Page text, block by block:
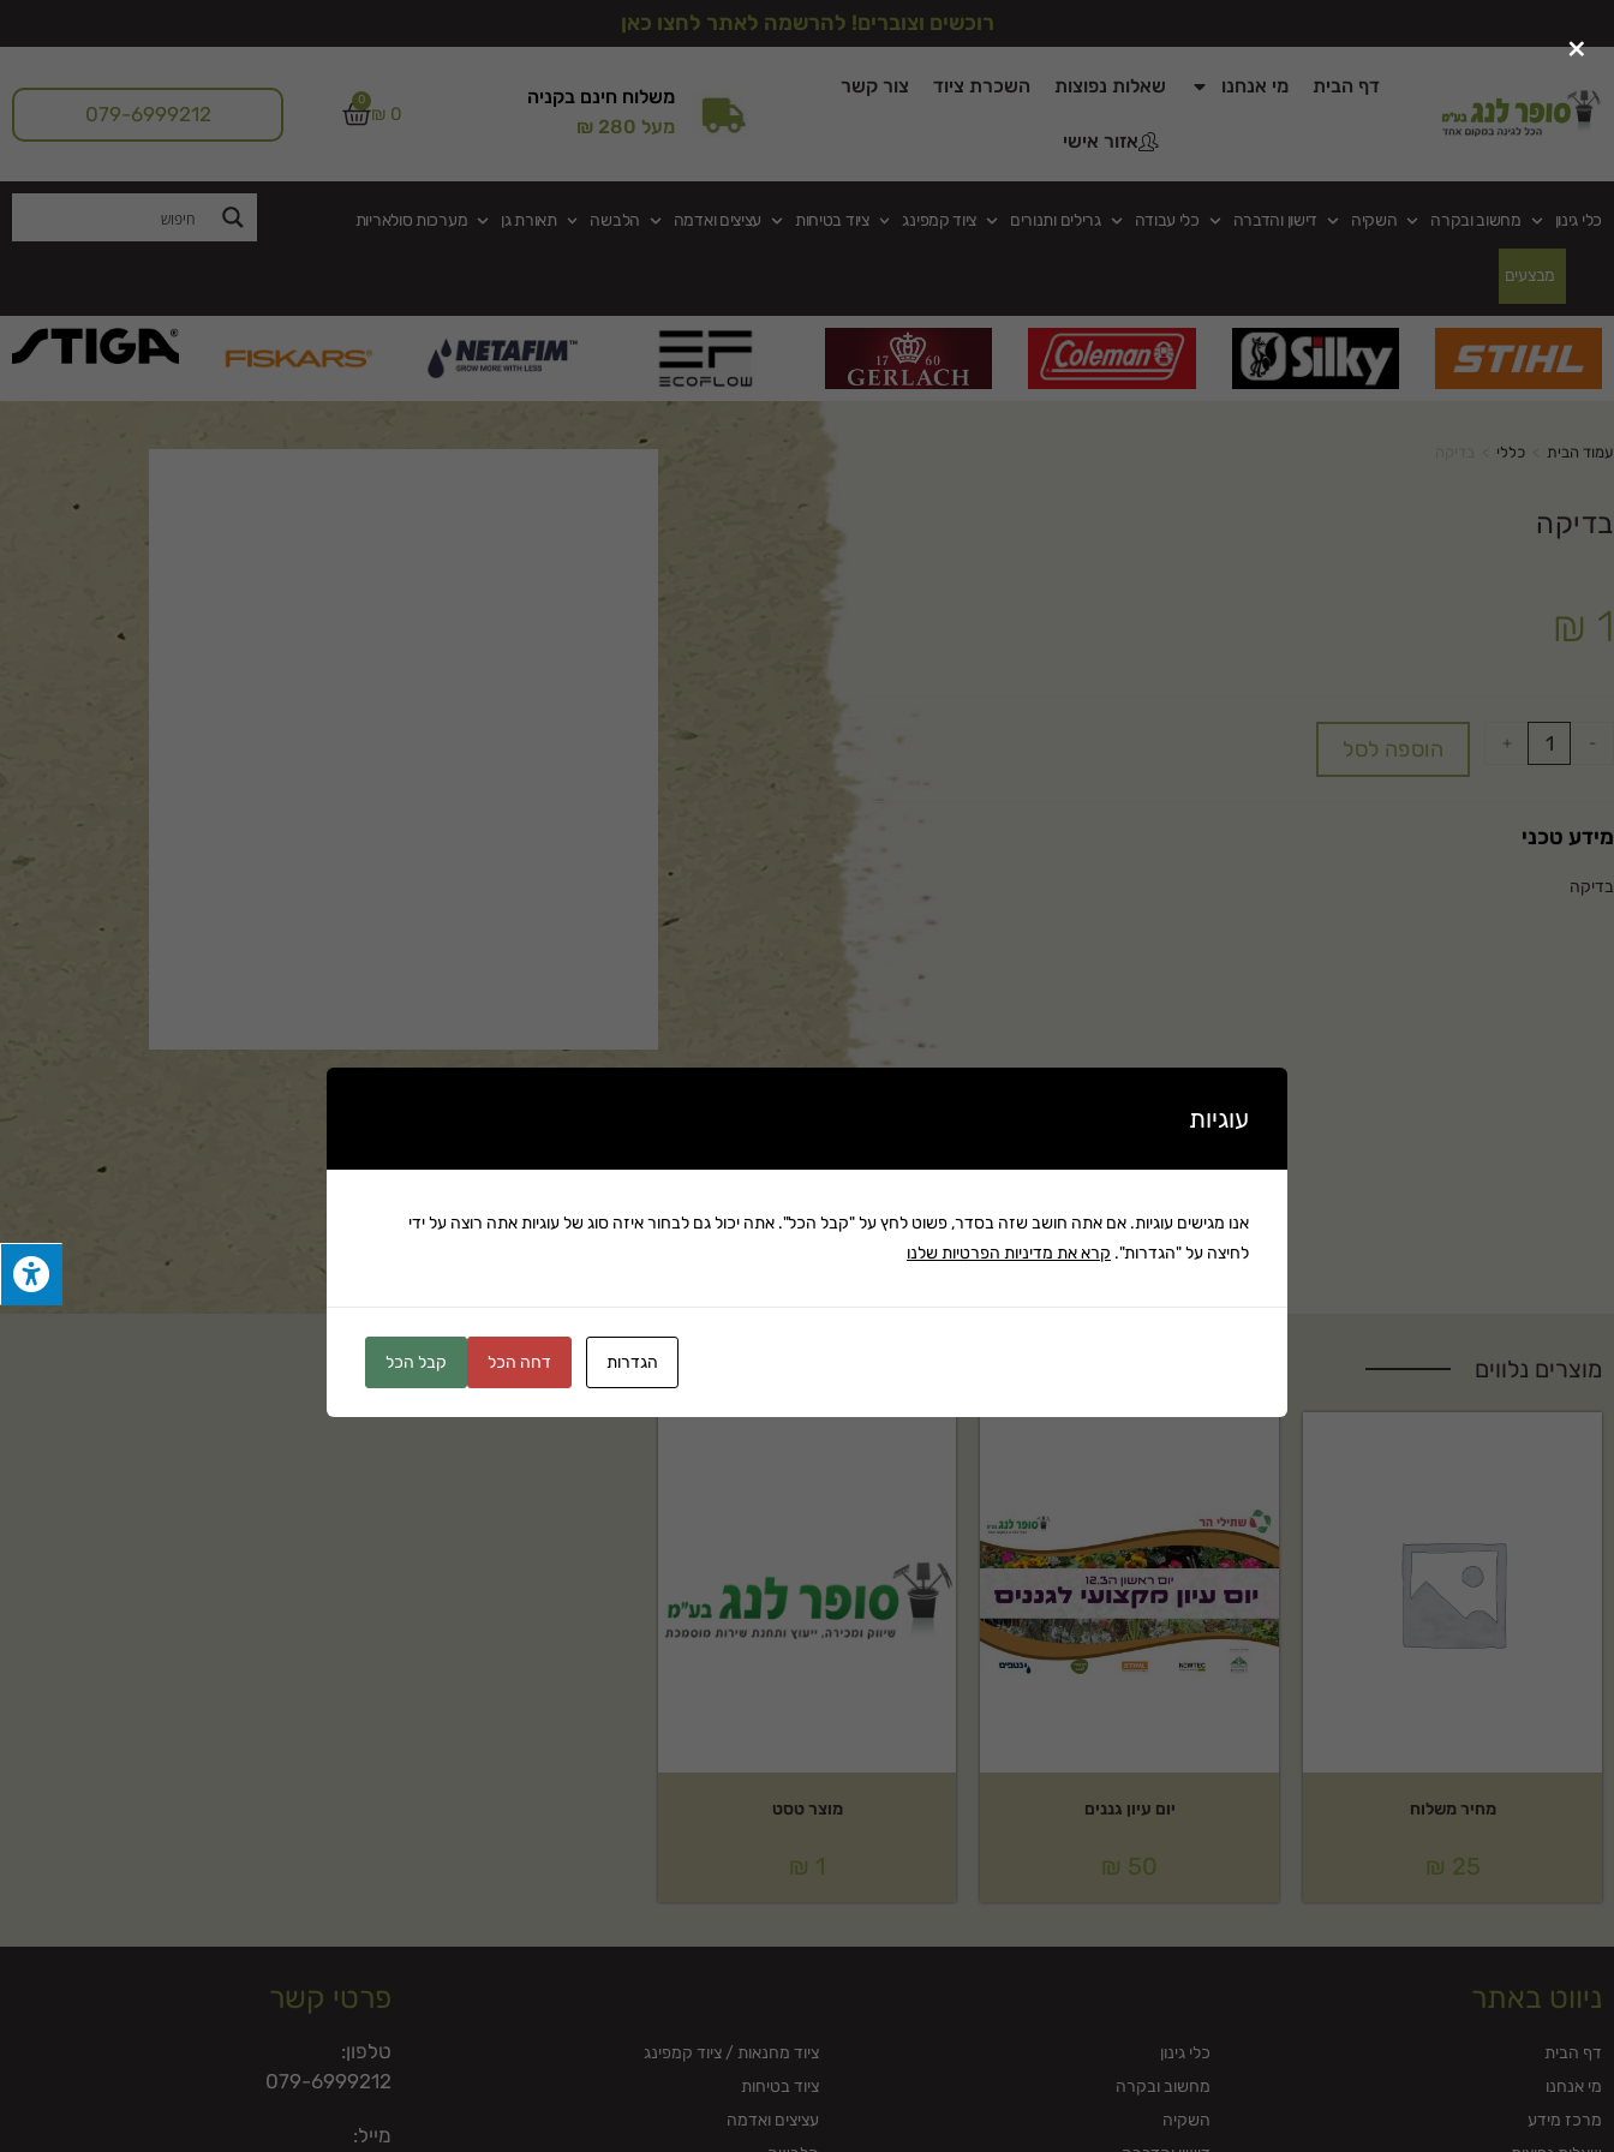
רוכשים וצוברים! להרשמה לאתר לחצו כאן
דף הבית מי אנחנו שאלות נפוצות השכרת ציוד צור קשר
אזור אישי
משלוח חינם בקניה
מעל 280 ₪
₪0
0
079-6999212
כלי גינון מחשוב ובקרה השקיה דישון והדברה כלי עבודה גרילים ותנורים ציוד קמפינג ציוד בטיחות עציצים ואדמה הלבשה תאורת גן מערכות סולאריות
מבצעים
עמוד הבית כללי
בדיקה
₪ 1
-
+ הוספה לסל
מידע טכני
בדיקה
מוצרים נלווים
מחיר משלוח
₪ 25
יום עיון גננים
₪ 50
מוצר טסט
₪ 1
ניווט באתר
דף הבית
מי אנחנו
מרכז מידע
כלי גינון
מחשוב ובקרה
השקיה
ציוד מחנאות / ציוד קמפינג
ציוד בטיחות
עציצים ואדמה
פרטי קשר
טלפון:
079-6999212
מייל:
×
עוגיות
אנו מגישים עוגיות. אם אתה חושב שזה בסדר, פשוט לחץ על "קבל הכל". אתה יכול גם לבחור איזה סוג של עוגיות אתה רוצה על ידי
לחיצה על "הגדרות". קרא את מדיניות הפרטיות שלנו
הגדרות דחה הכל קבל הכל